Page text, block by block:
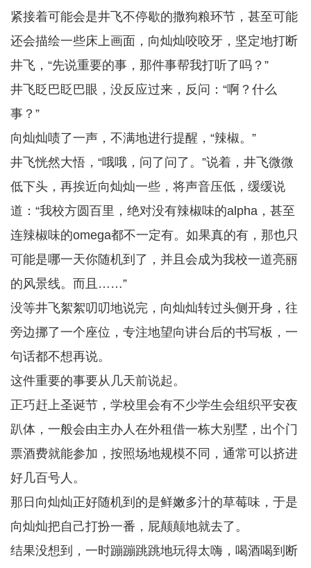
紧接着可能会是井飞不停歇的撒狗粮环节，甚至可能
还会描绘一些床上画面，向灿灿咬咬牙，坚定地打断
井飞，“先说重要的事，那件事帮我打听了吗？”
井飞眨巴眨巴眼，没反应过来，反问：“啊？什么
事？”
向灿灿啧了一声，不满地进行提醒，“辣椒。”
井飞恍然大悟，“哦哦，问了问了。”说着，井飞微微
低下头，再挨近向灿灿一些，将声音压低，缓缓说
道：“我校方圆百里，绝对没有辣椒味的alpha，甚至
连辣椒味的omega都不一定有。如果真的有，那也只
可能是哪一天你随机到了，并且会成为我校一道亮丽
的风景线。而且……”
没等井飞絮絮叨叨地说完，向灿灿转过头侧开身，往
旁边挪了一个座位，专注地望向讲台后的书写板，一
句话都不想再说。
这件重要的事要从几天前说起。
正巧赶上圣诞节，学校里会有不少学生会组织平安夜
趴体，一般会由主办人在外租借一栋大别墅，出个门
票酒费就能参加，按照场地规模不同，通常可以挤进
好几百号人。
那日向灿灿正好随机到的是鲜嫩多汁的草莓味，于是
向灿灿把自己打扮一番，屁颠颠地就去了。
结果没想到，一时蹦蹦跳跳地玩得太嗨，喝酒喝到断